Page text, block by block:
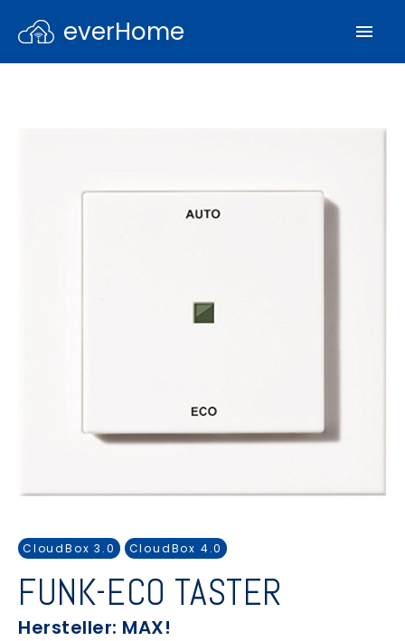
everHome
CloudBox 3.0 CloudBox 4.0
FUNK-ECO TASTER
Hersteller: MAX!